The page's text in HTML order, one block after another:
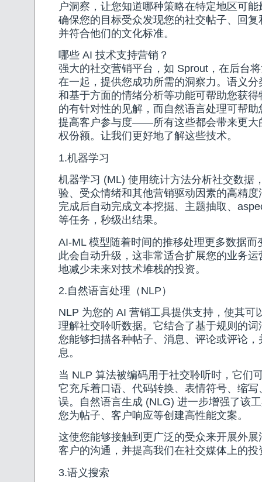
户洞察，让您知道哪种策略在特定地区可
确保您的目标受众发现您的社交帖子、回
并符合他们的文化标准。
哪些 AI 技术支持营销？
强大的社交营销平台，如 Sprout，在后台
在一起，提供您成功所需的洞察力。语义
和基于方面的情绪分析等功能可帮助您获
的有针对性的见解，而自然语言处理可帮
提高客户参与度——所有这些都会带来更大
权份额。让我们更好地了解这些技术。
1.机器学习
机器学习 (ML) 使用统计方法分析社交数据
验、受众情绪和其他营销驱动因素的高精
完成后自动完成文本挖掘、主题抽取、
等任务，秒级出结果。
AI-ML 模型随着时间的推移处理更多数据而
此会自动升级，这非常适合扩展您的业务
地减少未来对技术堆栈的投资。
2.自然语言处理（NLP）
NLP 为您的 AI 营销工具提供支持，使其可
理解社交聆听数据。它结合了基于规则的
您能够扫描各种帖子、消息、评论或评论
息。
当 NLP 算法被编码用于社交聆听时，它们
它充斥着口语、代码转换、表情符号、缩
误。自然语言生成 (NLG) 进一步增强了该
您为帖子、客户响应等创建高性能文案。
这使您能够接触到更广泛的受众来开展外
客户的沟通，并提高我们在社交媒体上的投
3.语义搜索